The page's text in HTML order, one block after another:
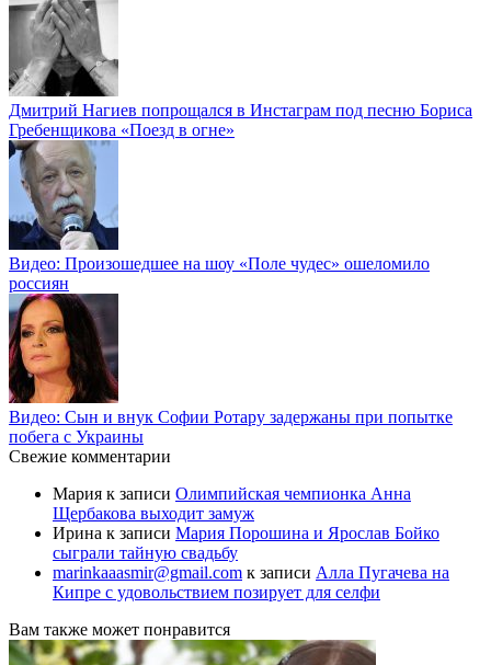
Дмитрий Нагиев попрощался в Инстаграм под песню Бориса
Гребенщикова «Поезд в огне»
Видео: Произошедшее на шоу «Поле чудес» ошеломило
россиян
Видео: Сын и внук Софии Ротару задержаны при попытке
побега с Украины
Свежие комментарии
Мария к записи Олимпийская чемпионка Анна
Щербакова выходит замуж
Ирина к записи Мария Порошина и Ярослав Бойко
сыграли тайную свадьбу
marinkaaasmir@gmail.com к записи Алла Пугачева на
Кипре с удовольствием позирует для селфи
Вам также может понравится